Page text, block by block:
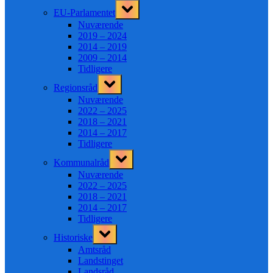
EU-Parlamentet
Toggle
sub-
menu
Nuværende
2019 – 2024
2014 – 2019
2009 – 2014
Tidligere
Regionsråd
Toggle
sub-
menu
Nuværende
2022 – 2025
2018 – 2021
2014 – 2017
Tidligere
Kommunalråd
Toggle
sub-
menu
Nuværende
2022 – 2025
2018 – 2021
2014 – 2017
Tidligere
Historiske
Toggle
sub-
menu
Amtsråd
Landstinget